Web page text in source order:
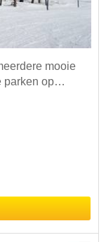
mooie
parken op…